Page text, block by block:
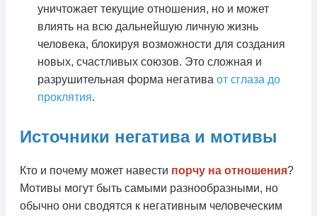
уничтожает текущие отношения, но и может
влиять на всю дальнейшую личную жизнь
человека, блокируя возможности для создания
новых, счастливых союзов. Это сложная и
разрушительная форма негатива от сглаза до
проклятия.
Источники негатива и мотивы
Кто и почему может навести порчу на отношения?
Мотивы могут быть самыми разнообразными, но
обычно они сводятся к негативным человеческим